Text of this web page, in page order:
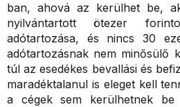
ban, ahová az kerülhet be,
nyilvántartott ötezer
adótartozása, és nincs 30
adótartozásnak nem minősülő
túl az esedékes bevallási és
maradéktalanul is eleget kell
a cégek sem kerülhetnek be